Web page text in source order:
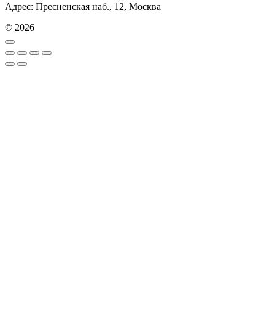
Адрес: Пресненская наб., 12, Москва
© 2026